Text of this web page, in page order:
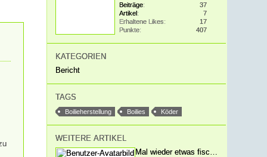
Beiträge
37
Artikel
7
Erhaltene Likes
17
Punkte
407
KATEGORIEN
Bericht
TAGS
Boilieherstellung Boilies Köder
WEITERE ARTIKEL
Mal wieder etwas fischen.